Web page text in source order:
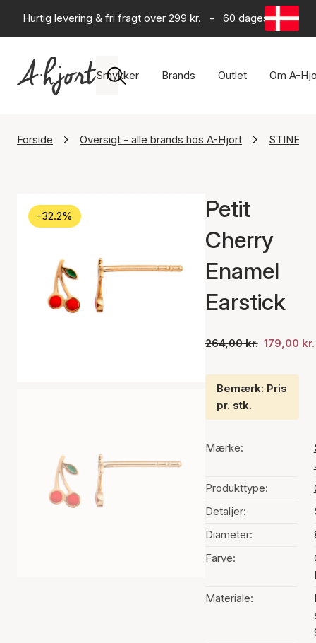
Hurtig levering & fri fragt over 299 kr. - 60 dages returret
Smykker Brands Outlet Om A-
Forside Oversigt - alle brands hos A-Hjort STINE A
-32.2%
Petit
Cherry
Enamel
Earstick
264,00 kr. 179,00 kr.
Bemærk: Pris
pr. stk.
Mærke:
Produkttype:
Detaljer:
Diameter:
Farve:
Materiale: